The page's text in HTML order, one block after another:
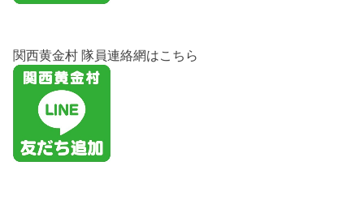
関西黄金村 隊員連絡網はこちら